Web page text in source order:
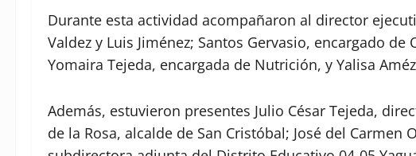
Durante esta actividad acompañaron al director
Valdez y Luis Jiménez; Santos Gervasio, encargado
Yomaira Tejeda, encargada de Nutrición, y Yalisa
Además, estuvieron presentes Julio César Tejeda,
de la Rosa, alcalde de San Cristóbal; José del Carmen